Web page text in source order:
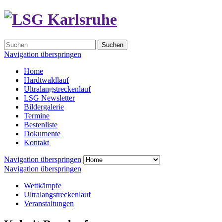
Suchen
Navigation überspringen
Home
Hardtwaldlauf
Ultralangstreckenlauf
LSG Newsletter
Bildergalerie
Termine
Bestenliste
Dokumente
Kontakt
Navigation überspringen
Navigation überspringen
Wettkämpfe
Ultralangstreckenlauf
Veranstaltungen